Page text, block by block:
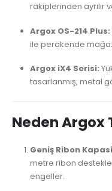
rakiplerinden ayrılır
Argox OS-214 Plus:
ile perakende
Argox iX4 Serisi:
tasarlanmış, metal
Neden Argox
Geniş Ribon
metre ribon
engeller.